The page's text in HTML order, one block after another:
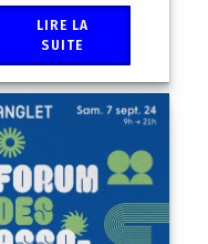
LIRE LA
SUITE